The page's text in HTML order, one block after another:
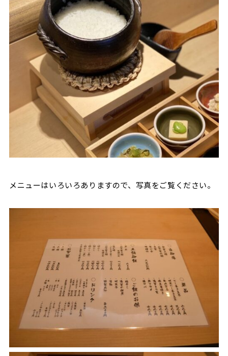
メニューはいろいろありますので、写真をご覧ください。